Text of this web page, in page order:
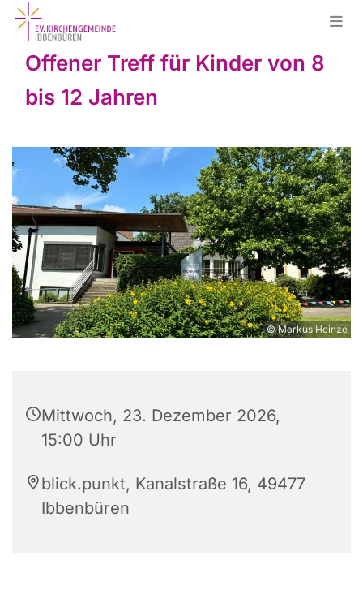
Offener Treff für Kinder von 8
bis 12 Jahren
© Markus Heinze
Mittwoch, 23. Dezember 2026,
15:00 Uhr
blick.punkt, Kanalstraße 16, 49477
Ibbenbüren